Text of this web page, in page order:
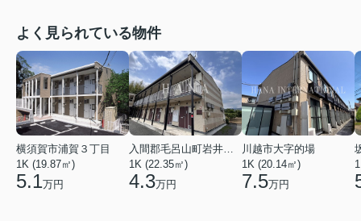
よく見られている物件
横須賀市浦賀３丁目
1K (19.87㎡)
5.1万円
入間郡毛呂山町岩井西１丁目
1K (22.35㎡)
4.3万円
川越市大字的場
1K (20.14㎡)
7.5万円